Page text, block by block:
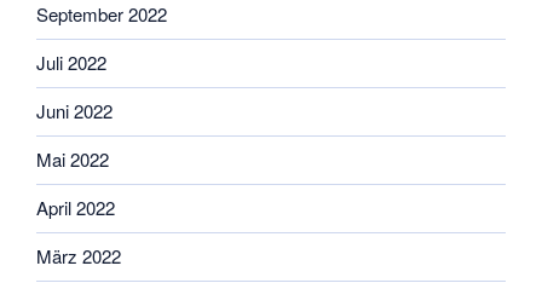
September 2022
Juli 2022
Juni 2022
Mai 2022
April 2022
März 2022